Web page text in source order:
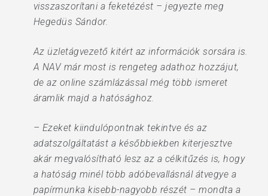
visszaszorítani a feketézést – jegyezte meg
Hegedüs Sándor.
Az üzletágvezető kitért az információk sorsára is.
A NAV már most is rengeteg adathoz hozzájut,
de az online számlázással még több ismeret
áramlik majd a hatósághoz.
– Ezeket kiindulópontnak tekintve és az
adatszolgáltatást a későbbiekben kiterjesztve
akár megvalósítható lesz az a célkitűzés is, hogy
a hatóság minél több adóbevallásnál átvegye a
papírmunka kisebb-nagyobb részét – mondta a